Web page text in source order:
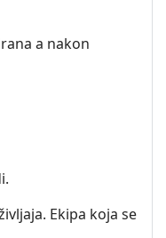
a nakon
Ekipa koja se